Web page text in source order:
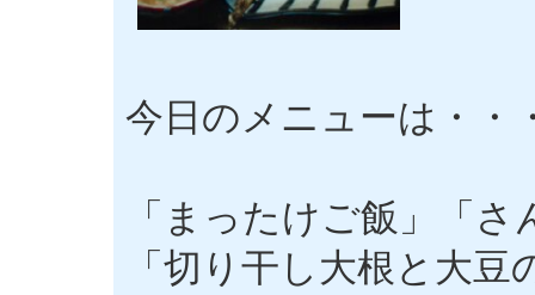
今日のメニューは・・
「まったけご飯」「
「切り干し大根と大